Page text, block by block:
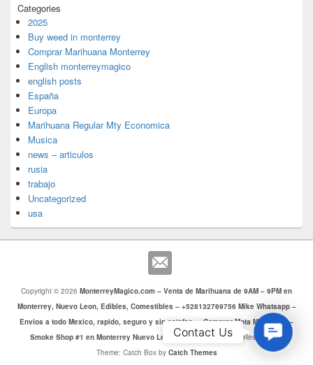
Categories
2025
Buy weed in monterrey
Comprar Marihuana Monterrey
English monterreymagico
english posts
España
Europa
Marihuana Regular Mty Economica
Musica
news – articulos
rusia
trabajo
Uncategorized
usa
Copyright © 2026 MonterreyMagico.com – Venta de Marihuana de 9AM – 9PM en
Monterrey, Nuevo Leon, Edibles, Comestibles – +528132769756 Mike Whatsapp –
Envios a todo Mexico, rapido, seguro y sin estafas. – Comprar Mota Monterrey –
Smoke Shop #1 en Monterrey Nuevo Leon
. Todos los Derechos Reservados.
Theme: Catch Box by Catch Themes
Us
Contact Us